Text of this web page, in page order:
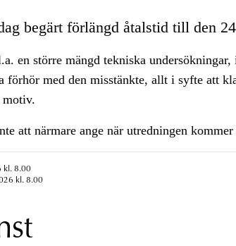
begärt förlängd åtalstid till den
en större mängd tekniska
förhör med den misstänkte, allt i syfte att
motiv.
att närmare ange när utredningen
kl. 8.00
kl. 8.00